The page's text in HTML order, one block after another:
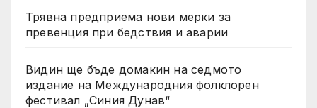
Трявна предприема нови мерки за
превенция при бедствия и аварии
Видин ще бъде домакин на седмото
издание на Международния фолклорен
фестивал „Синия Дунав“